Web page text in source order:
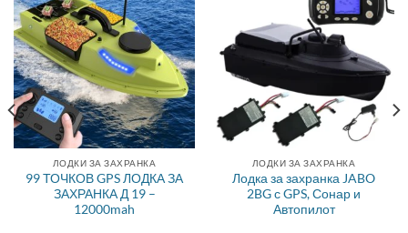
ЛОДКИ ЗА ЗАХРАНКА
99 ТОЧКОВ GPS ЛОДКА ЗА
ЗАХРАНКА Д 19 –
12000mah
ЛОДКИ ЗА ЗАХРАНКА
Лодка за захранка JABO
2BG с GPS, Сонар и
Автопилот